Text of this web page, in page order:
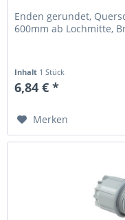
Enden gerundet,
600mm ab Lochmitte,
Inhalt 1 Stück
6,84 € *
Merken